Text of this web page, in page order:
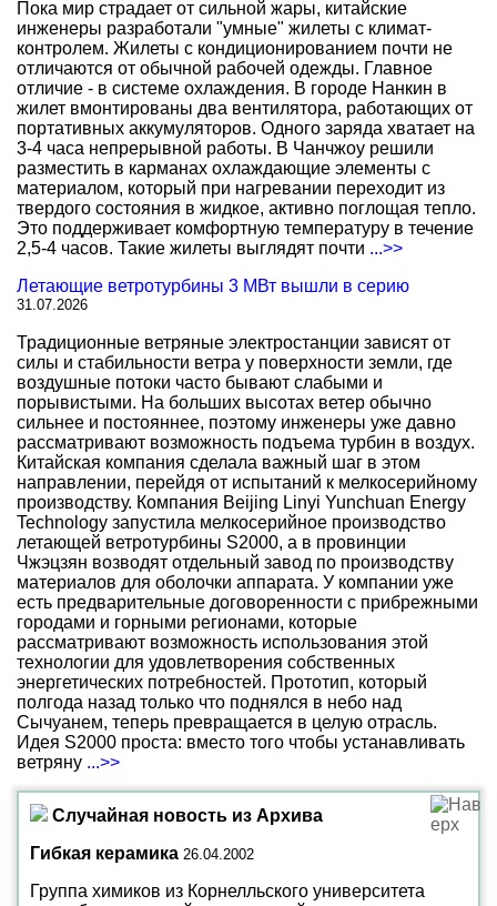
Пока мир страдает от сильной жары, китайские
инженеры разработали "умные" жилеты с климат-
контролем. Жилеты с кондиционированием почти не
отличаются от обычной рабочей одежды. Главное
отличие - в системе охлаждения. В городе Нанкин в
жилет вмонтированы два вентилятора, работающих от
портативных аккумуляторов. Одного заряда хватает на
3-4 часа непрерывной работы. В Чанчжоу решили
разместить в карманах охлаждающие элементы с
материалом, который при нагревании переходит из
твердого состояния в жидкое, активно поглощая тепло.
Это поддерживает комфортную температуру в течение
2,5-4 часов. Такие жилеты выглядят почти ...>>
Летающие ветротурбины 3 МВт вышли в серию
31.07.2026
Традиционные ветряные электростанции зависят от
силы и стабильности ветра у поверхности земли, где
воздушные потоки часто бывают слабыми и
порывистыми. На больших высотах ветер обычно
сильнее и постояннее, поэтому инженеры уже давно
рассматривают возможность подъема турбин в воздух.
Китайская компания сделала важный шаг в этом
направлении, перейдя от испытаний к мелкосерийному
производству. Компания Beijing Linyi Yunchuan Energy
Technology запустила мелкосерийное производство
летающей ветротурбины S2000, а в провинции
Чжэцзян возводят отдельный завод по производству
материалов для оболочки аппарата. У компании уже
есть предварительные договоренности с прибрежными
городами и горными регионами, которые
рассматривают возможность использования этой
технологии для удовлетворения собственных
энергетических потребностей. Прототип, который
полгода назад только что поднялся в небо над
Сычуанем, теперь превращается в целую отрасль.
Идея S2000 проста: вместо того чтобы устанавливать
ветряну ...>>
Случайная новость из Архива
Гибкая керамика 26.04.2002
Группа химиков из Корнелльского университета